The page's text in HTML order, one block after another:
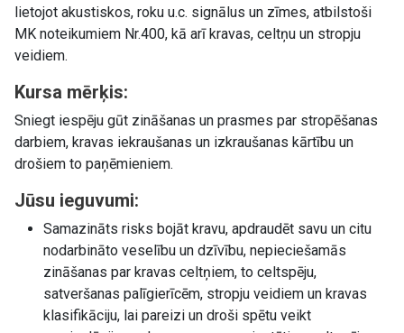
lietojot akustiskos, roku u.c. signālus un zīmes, atbilstoši
MK noteikumiem Nr.400, kā arī kravas, celtņu un stropju
veidiem.
Kursa mērķis:
Sniegt iespēju gūt zināšanas un prasmes par stropēšanas
darbiem, kravas iekraušanas un izkraušanas kārtību un
drošiem to paņēmieniem.
Jūsu ieguvumi:
Samazināts risks bojāt kravu, apdraudēt savu un citu
nodarbināto veselību un dzīvību, nepieciešamās
zināšanas par kravas celtņiem, to celtspēju,
satveršanas palīgierīcēm, stropju veidiem un kravas
klasifikāciju, lai pareizi un droši spētu veikt